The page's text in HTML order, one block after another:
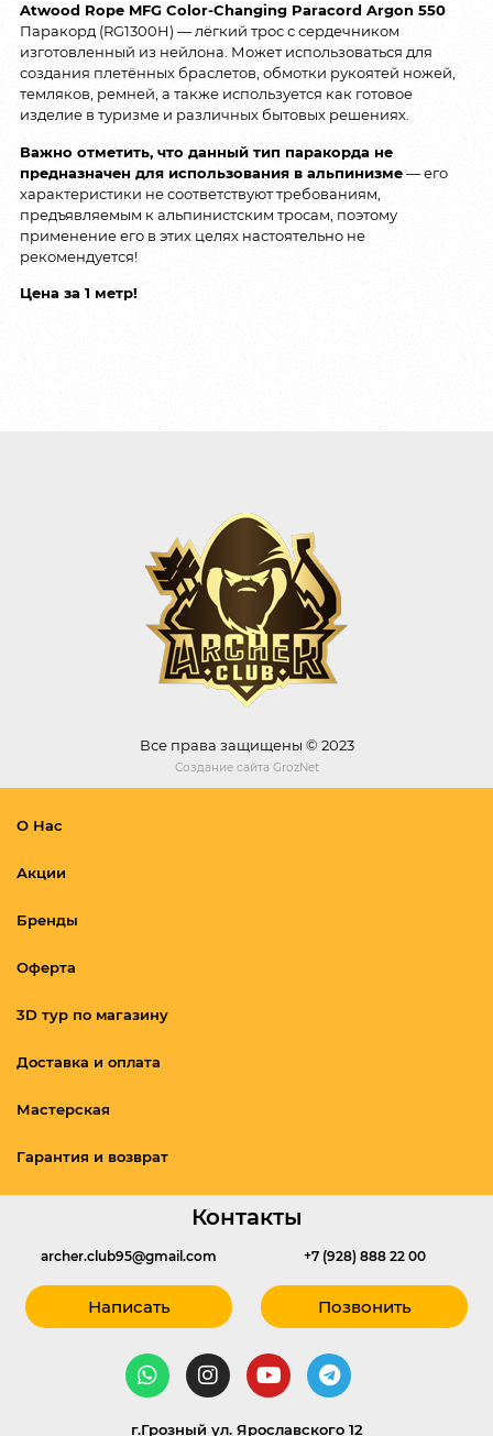
Atwood Rope MFG Color-Changing Paracord Argon 550
Паракорд (RG1300H) — лёгкий трос с сердечником
изготовленный из нейлона. Может использоваться для
создания плетённых браслетов, обмотки рукоятей ножей,
темляков, ремней, а также используется как готовое
изделие в туризме и различных бытовых решениях.
Важно отметить, что данный тип паракорда не
предназначен для использования в альпинизме— его
характеристики не соответствуют требованиям,
предъявляемым к альпинистским тросам, поэтому
применение его в этих целях настоятельно не
рекомендуется!
Цена за 1 метр!
Все права защищены © 2023
Создание сайта GrozNet
О Нас
Акции
Бренды
Оферта
3D тур по магазину
Доставка и оплата
Мастерская
Гарантия и возврат
Контакты
archer.club95@gmail.com
Написать
+7 (928) 888 22 00
Позвонить
г.Грозный ул. Ярославского 12